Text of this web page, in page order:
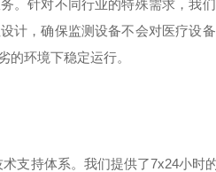
。针对不同行业的特殊需求，我
计，确保监测设备不会对医疗设
的环境下稳定运行。
支持体系。我们提供了7x24小时